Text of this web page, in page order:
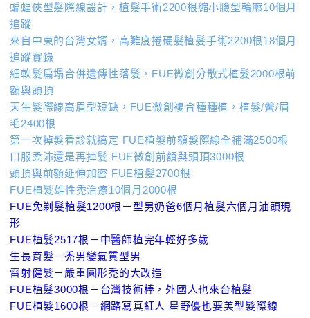
蝙蝠俠型髮際線設計，植髮手術2200根縮小臉型輪廓10個月
追蹤
來自中東的台灣女婿，高難度捲硬髮植髮手術2200根18個月
追蹤實錄
細軟髮扁塌合併遺傳性落髮，FUE微創分散式植髮2000根前
額與頭頂
天生髮際線高眉型短缺，FUE微創複合種種植，植髮/鬢/眉
毛2400根
第一次掉髮看診就搞定 FUE植髮前額髮際線全補滿2500根
口服柔沛還是再掉髮 FUE微創前額與頭頂3000根
頭頂與前額延伸加密 FUE植髮2700根
FUE植髮雄性禿治療10個月2000根
FUE免剃髮植髮1200根－型男奶爸6個月植髮六個月油頭現
形
FUE植髮2517根－中醫師植完年輕好多歲
生長育髮－禿男變氣質型男
雷射健髮－嚴重圓形禿的大改造
FUE植髮3000根－台灣技術棒，外國人也來台植髮
FUE植髮1600根－網路寫真紅人 星野優也要美型髮際線